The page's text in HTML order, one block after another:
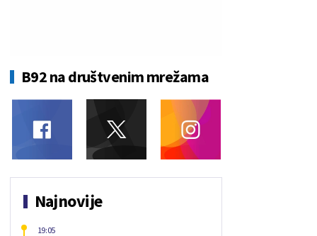
B92 na društvenim mrežama
Najnovije
19:05